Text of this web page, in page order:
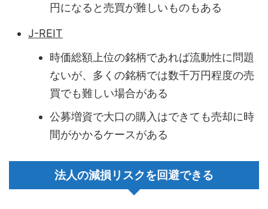
円になると売買が難しいものもある
J-REIT
時価総額上位の銘柄であれば流動性に問題
ないが、多くの銘柄では数千万円程度の売
買でも難しい場合がある
公募増資で大口の購入はできても売却に時
間がかかるケースがある
法人の減損リスクを回避できる